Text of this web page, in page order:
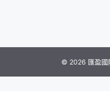
© 2026 匯盈國